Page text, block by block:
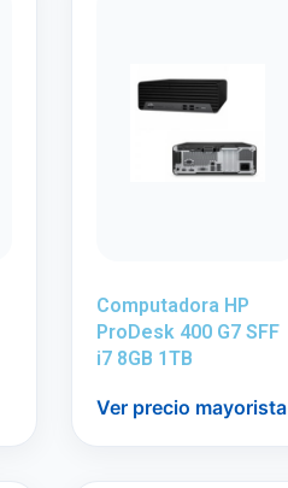
Computadora HP
ProDesk 400 G7 SFF
i7 8GB 1TB
Ver precio mayorista